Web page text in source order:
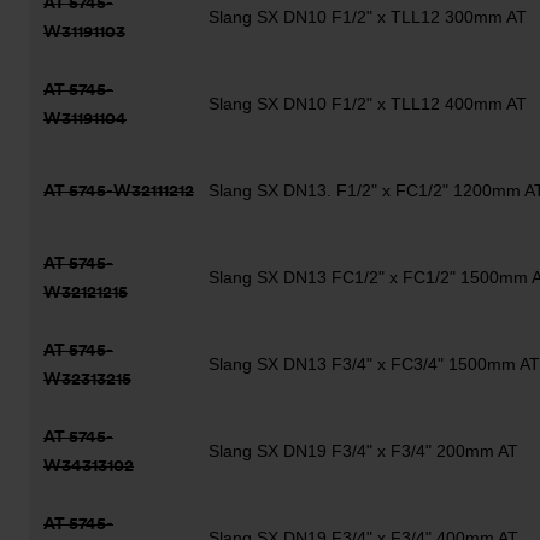
W31191103
Slang SX DN10 F1/2" x TLL12 300mm AT
AT 5745-
W31191104
Slang SX DN10 F1/2" x TLL12 400mm AT
AT 5745-W32111212 Slang SX DN13. F1/2" x FC1/2" 1200mm
AT 5745-
W32121215
Slang SX DN13 FC1/2" x FC1/2" 1500mm
AT 5745-
W32313215
Slang SX DN13 F3/4" x FC3/4" 1500mm AT
AT 5745-
W34313102
Slang SX DN19 F3/4" x F3/4" 200mm AT
AT 5745-